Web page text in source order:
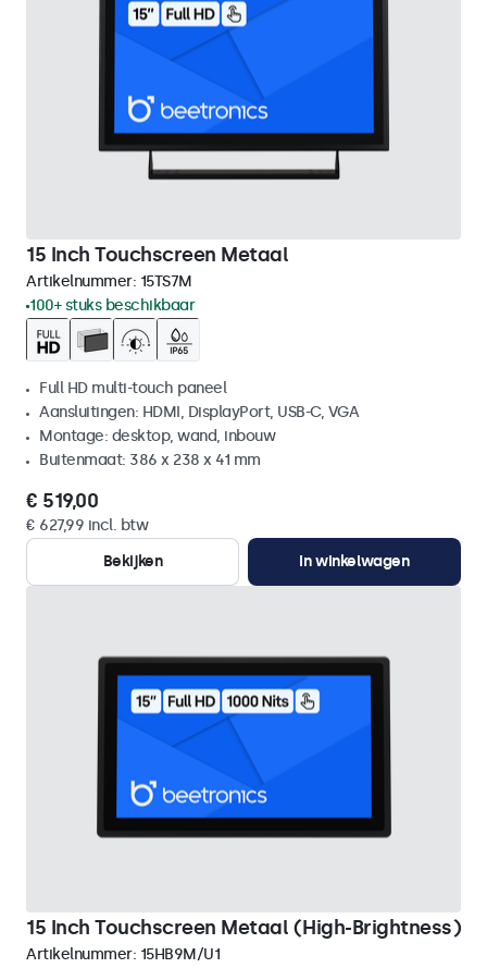
15 Inch Touchscreen Metaal
Artikelnummer: 15TS7M
100+ stuks beschikbaar
Full HD multi-touch paneel
Aansluitingen: HDMI, DisplayPort, USB-C, VGA
Montage: desktop, wand, inbouw
Buitenmaat: 386 x 238 x 41 mm
€ 519,00
€ 627,99 incl. btw
Bekijken
In winkelwagen
15 Inch Touchscreen Metaal (High-Brightness)
Artikelnummer: 15HB9M/U1